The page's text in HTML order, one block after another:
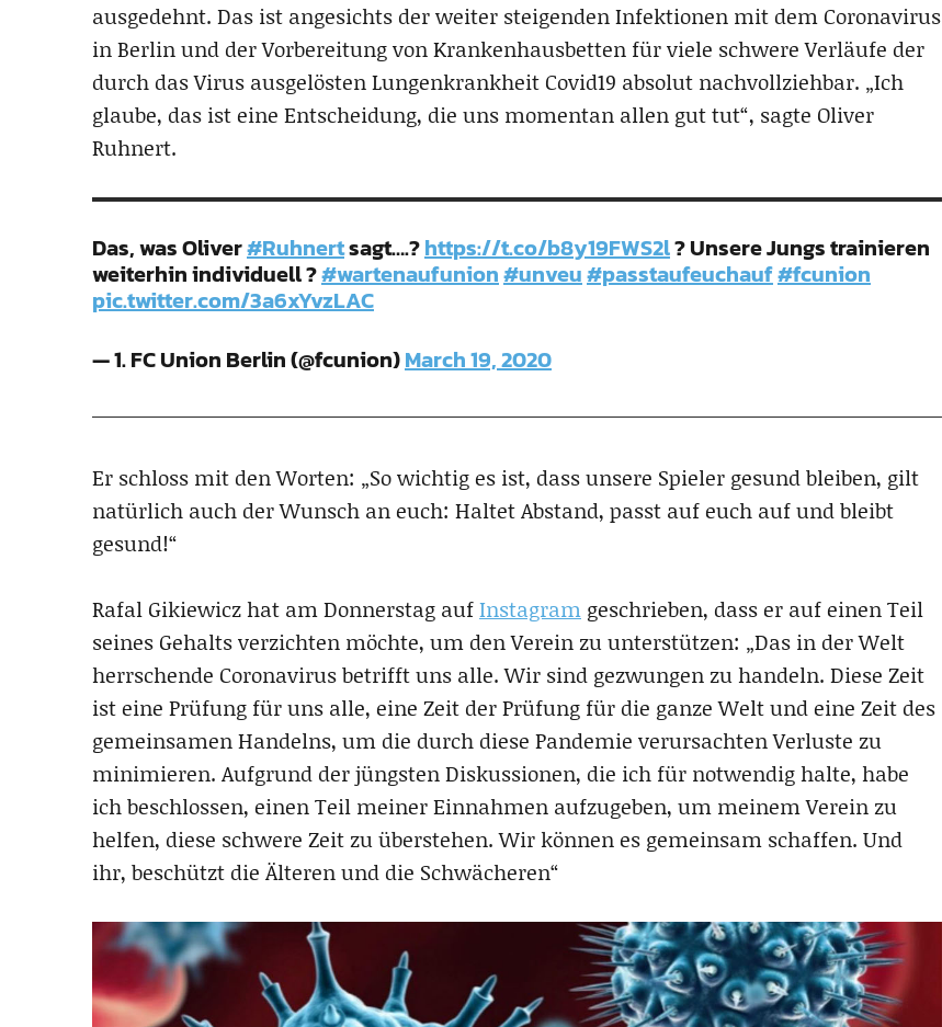
ausgedehnt. Das ist angesichts der weiter steigenden Infektionen mit dem Coronavirus
in Berlin und der Vorbereitung von Krankenhausbetten für viele schwere Verläufe der
durch das Virus ausgelösten Lungenkrankheit Covid19 absolut nachvollziehbar. „Ich
glaube, das ist eine Entscheidung, die uns momentan allen gut tut“, sagte Oliver
Ruhnert.
Das, was Oliver#Ruhnertsagt….?https://t.co/b8y19FWS2l? Unsere Jungs trainieren
weiterhin individuell ?#wartenaufunion#unveu#passtaufeuchauf#fcunion
pic.twitter.com/3a6xYvzLAC
— 1. FC Union Berlin (@fcunion)March 19, 2020
Er schloss mit den Worten: „So wichtig es ist, dass unsere Spieler gesund bleiben, gilt
natürlich auch der Wunsch an euch: Haltet Abstand, passt auf euch auf und bleibt
gesund!“
Rafal Gikiewicz hat am Donnerstag aufInstagram geschrieben, dass er auf einen Teil
seines Gehalts verzichten möchte, um den Verein zu unterstützen: „Das in der Welt
herrschende Coronavirus betrifft uns alle. Wir sind gezwungen zu handeln. Diese Zeit
ist eine Prüfung für uns alle, eine Zeit der Prüfung für die ganze Welt und eine Zeit des
gemeinsamen Handelns, um die durch diese Pandemie verursachten Verluste zu
minimieren. Aufgrund der jüngsten Diskussionen, die ich für notwendig halte, habe
ich beschlossen, einen Teil meiner Einnahmen aufzugeben, um meinem Verein zu
helfen, diese schwere Zeit zu überstehen. Wir können es gemeinsam schaffen. Und
ihr, beschützt die Älteren und die Schwächeren“